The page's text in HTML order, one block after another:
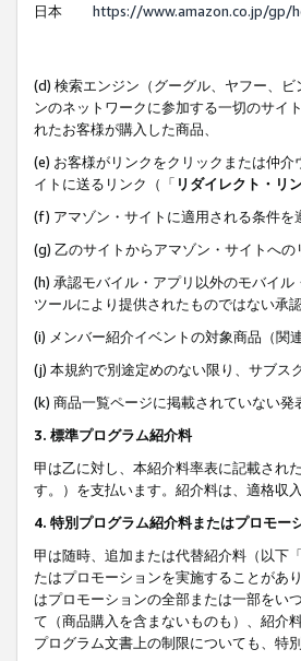
日本
https://www.amazon.co.jp/gp/
(d) 検索エンジン（グーグル、ヤフー、
ンのネットワークに参加する一切のサイ
れたお客様が購入した商品、
(e) お客様がリンクをクリックまたは仲
イトに送るリンク（「 リダイレクト・リ
(f) アマゾン・サイトに適用される条件
(g) 乙のサイトからアマゾン・サイトへ
(h) 承認モバイル・アプリ以外のモバイ
ツールにより提供されたものではない承
(i) メンバー紹介イベントの対象商品（関
(j) 本規約で別途定めのない限り、サブス
(k) 商品一覧ページに掲載されていない
3. 標準プログラム紹介料
甲は乙に対し、本紹介料率表に記載され
す。）を支払います。紹介料は、適格収
4. 特別プログラム紹介料またはプロモー
甲は随時、追加または代替紹介料（以下「
たはプロモーションを実施することがあ
はプロモーションの全部または一部をい
て（商品購入を含まないものも）、紹介
プログラム文書上の制限についても、特